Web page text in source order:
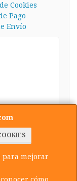
para mejorar
Cookies
Pago
Envío
Sábados: